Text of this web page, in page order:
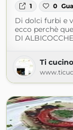
1 0
Di dolci furbi e
ecco perchè
DI
Ti